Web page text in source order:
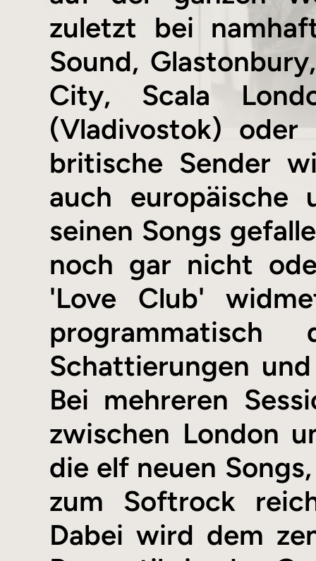
zuletzt bei
Sound,
City, Scala
(Vladivostok) oder
britische Sender
auch europäische
seinen Songs
noch gar nicht
'Love Club'
Schattierungen
Bei mehreren
zwischen London
die elf neuen
zum Softrock
Dabei wird dem